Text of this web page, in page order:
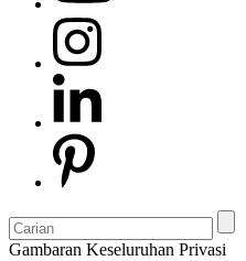
Gambaran Keseluruhan Privasi